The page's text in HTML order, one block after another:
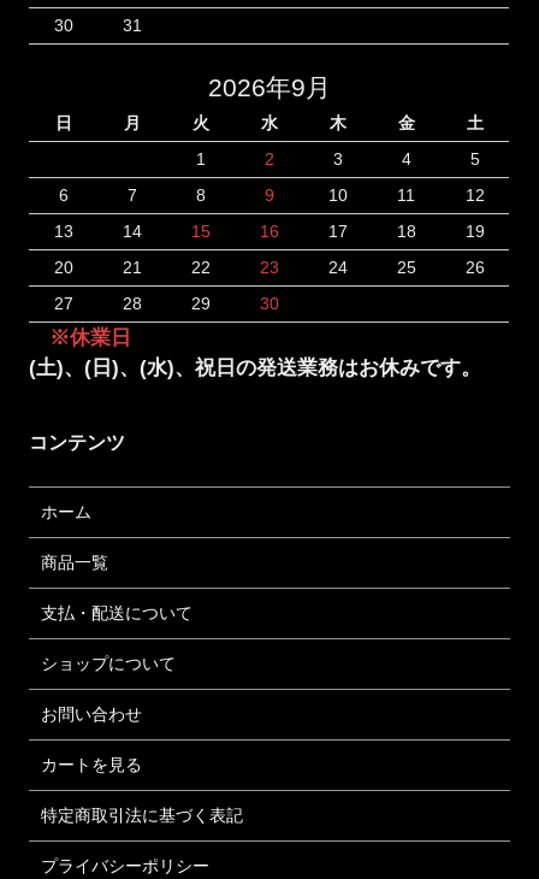
30
31
2026年9月
日 月 火 水 木 金
土
1
2 3 4
5
6
7 8 9 10 11
12
13
14 15 16 17 18
19
20
21 22 23 24 25
26
27
28 29 30
※休業日
(土)、(日)、(水)、祝日の発送業務はお休みです。
コンテンツ
ホーム
商品一覧
支払・配送について
ショップについて
お問い合わせ
カートを見る
特定商取引法に基づく表記
プライバシーポリシー